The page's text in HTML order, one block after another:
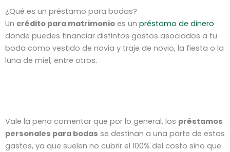
¿Qué es un préstamo para bodas?
Un crédito para matrimonio es un préstamo de dinero
donde puedes financiar distintos gastos asociados a tu
boda como vestido de novia y traje de novio, la fiesta o la
luna de miel, entre otros.
Vale la pena comentar que por lo general, los préstamos
personales para bodas se destinan a una parte de estos
gastos, ya que suelen no cubrir el 100% del costo sino que